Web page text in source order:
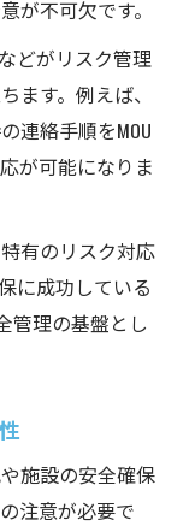
が不可欠です。
どがリスク管理
ます。例えば、
連絡手順をMOU
が可能になりま
有のリスク対応
に成功している
管理の基盤とし
施設の安全確保
注意が必要で